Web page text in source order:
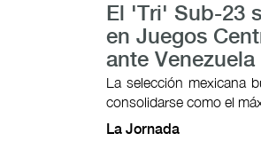
El 'Tri' Sub-23
en Juegos
ante
La selección mexicana
consolidarse como el
La Jornada